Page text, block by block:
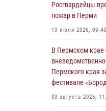
В Пермском крае
Росгвардеец
Пермском крае
30 июля 2026, 05:19
Росгвардейцы
пожар в Перми
13 июля 2026, 09:40
В Пермском крае
Пермского края
фестивале
03 августа 2026,